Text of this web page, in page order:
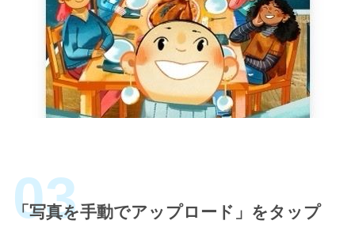
「写真を手動でアップロード」をタップ